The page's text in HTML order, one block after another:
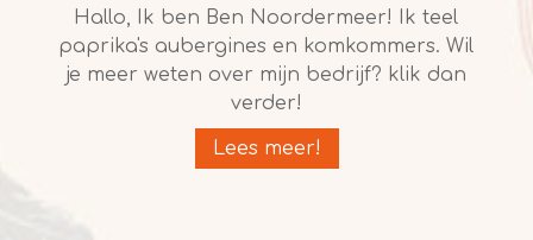
Hallo, Ik ben Ben Noordermeer! Ik teel
paprika's aubergines en komkommers. Wil
je meer weten over mijn bedrijf? klik dan
verder!
Lees meer!